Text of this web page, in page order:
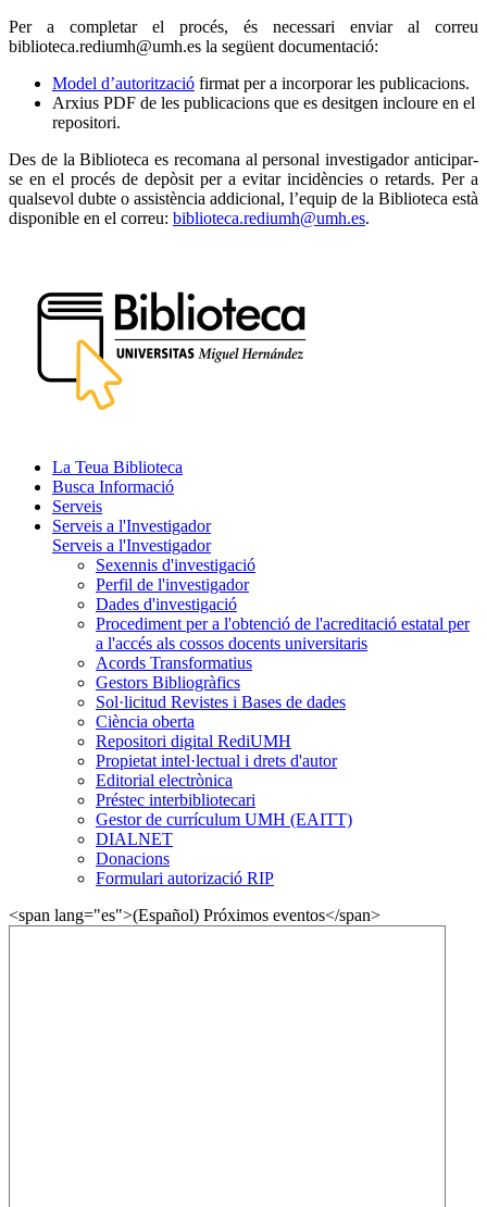
Per a completar el procés, és necessari enviar al correu
biblioteca.rediumh@umh.es la següent documentació:
Model d’autorització firmat per a incorporar les publicacions.
Arxius PDF de les publicacions que es desitgen incloure en el
repositori.
Des de la Biblioteca es recomana al personal investigador anticipar-
se en el procés de depòsit per a evitar incidències o retards. Per a
qualsevol dubte o assistència addicional, l’equip de la Biblioteca està
disponible en el correu: biblioteca.rediumh@umh.es.
La Teua Biblioteca
Busca Informació
Serveis
Serveis a l'Investigador
Serveis a l'Investigador
Sexennis d'investigació
Perfil de l'investigador
Dades d'investigació
Procediment per a l'obtenció de l'acreditació estatal per
a l'accés als cossos docents universitaris
Acords Transformatius
Gestors Bibliogràfics
Sol·licitud Revistes i Bases de dades
Ciència oberta
Repositori digital RediUMH
Propietat intel·lectual i drets d'autor
Editorial electrònica
Préstec interbibliotecari
Gestor de currículum UMH (EAITT)
DIALNET
Donacions
Formulari autorizació RIP
<span lang="es">(Español) Próximos eventos</span>